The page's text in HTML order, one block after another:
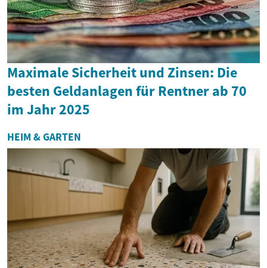
Maximale Sicherheit und Zinsen: Die
besten Geldanlagen für Rentner ab 70
im Jahr 2025
HEIM & GARTEN